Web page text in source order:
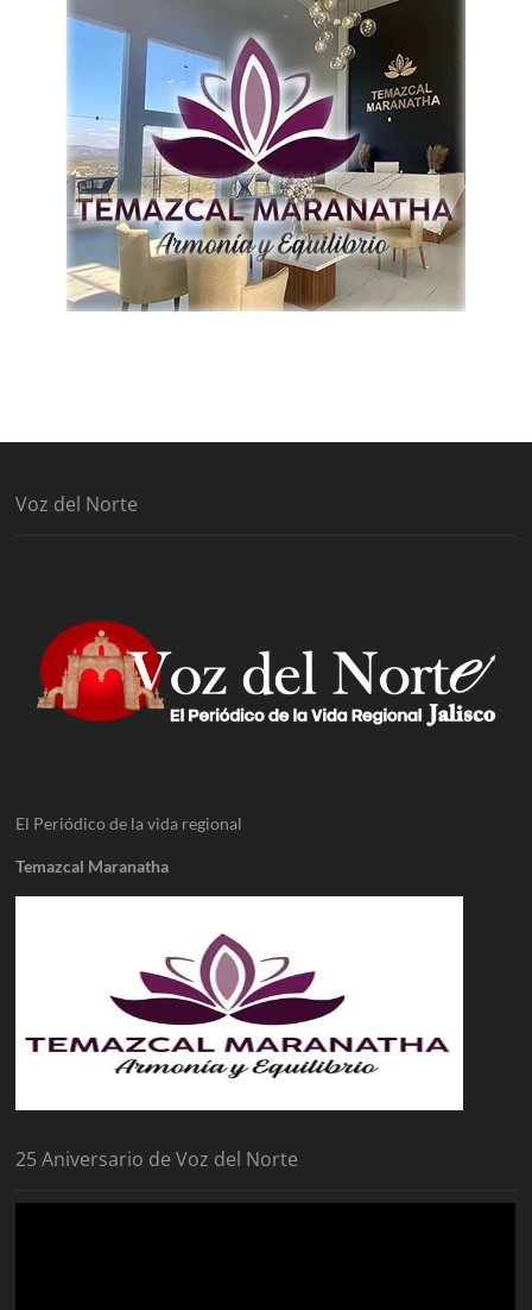
Voz del Norte
El Periódico de la vida regional
Temazcal Maranatha
25 Aniversario de Voz del Norte